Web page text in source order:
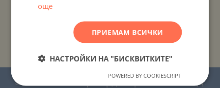
ПРОЕКТИ И ИМОТИ ПО РАЙОН
© 2016-2026 “Стоунхард Маркетинг” ЕООД.
ROMANIAN
SERBIAN
още
ПРИЕМАМ ВСИЧКИ
НАСТРОЙКИ НА "БИСКВИТКИТЕ"
POWERED BY COOKIESCRIPT